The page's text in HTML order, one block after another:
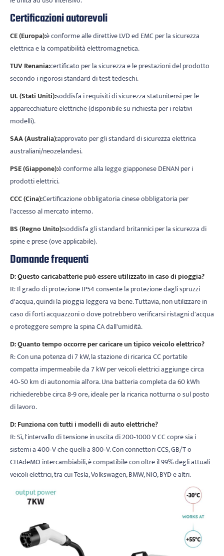
Certificazioni autorevoli
CE (Europa):è conforme alle direttive LVD ed EMC per la sicurezza
elettrica e la compatibilità elettromagnetica.
TUV Renania:certificato per la sicurezza e le prestazioni del prodotto
secondo i rigorosi standard di test tedeschi.
UL (Stati Uniti):soddisfa i requisiti di sicurezza statunitensi per le
apparecchiature elettriche (disponibile su richiesta per i relativi
modelli).
SAA (Australia):approvato per gli standard di sicurezza elettrica
australiani/neozelandesi.
PSE (Giappone):è conforme alla legge giapponese DENAN per i
prodotti elettrici.
CCC (Cina):Certificazione obbligatoria cinese obbligatoria per
l'accesso al mercato interno.
BS (Regno Unito):soddisfa gli standard britannici per la sicurezza di
spine e prese (ove applicabile).
Domande frequenti
D: Questo caricabatterie può essere utilizzato in caso di pioggia?
R: Il grado di protezione IP54 consente la protezione dagli spruzzi
d'acqua, quindi la pioggia leggera va bene. Tuttavia, non utilizzare in
caso di forti acquazzoni o dove potrebbero verificarsi ristagni d'acqua
e proteggere sempre la spina CA dall'umidità.
D: Quanto tempo occorre per caricare un tipico veicolo elettrico?
R: Con una potenza di 7 kW, la stazione di ricarica CC portatile
compatta impermeabile da 7 kW per veicoli elettrici aggiunge circa
40‑50 km di autonomia all'ora. Una batteria completa da 60 kWh
richiederebbe circa 8-9 ore, ideale per la ricarica notturna o sul posto
di lavoro.
D: Funziona con tutti i modelli di auto elettriche?
R: Sì, l'intervallo di tensione in uscita di 200‑1000 V CC copre sia i
sistemi a 400‑V che quelli a 800‑V. Con connettori CCS, GB/T o
CHAdeMO intercambiabili, è compatibile con oltre il 99% degli attuali
veicoli elettrici, tra cui Tesla, Volkswagen, BMW, NIO, BYD e altri.